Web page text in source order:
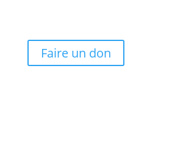
Faire un don